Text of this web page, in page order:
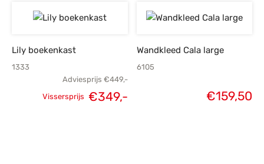
€139,-.
Lily boekenkast
1333
Adviesprijs €449,-
Vissersprijs €349,-
Wandkleed Cala large
6105
€159,50